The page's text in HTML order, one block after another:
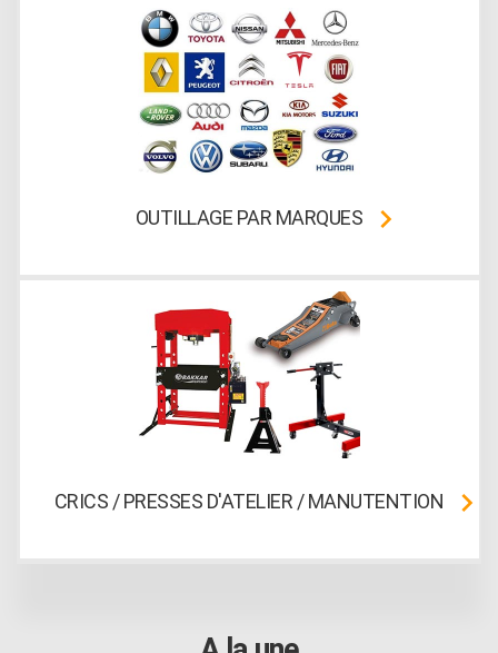
OUTILLAGE PAR MARQUES
CRICS / PRESSES D'ATELIER / MANUTENTION